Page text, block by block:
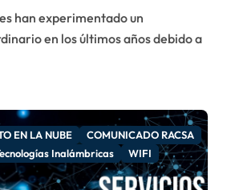
en los últimos años debido a
EN LA NUBE
COMUNICADO RACSA
Inalámbricas WIFI